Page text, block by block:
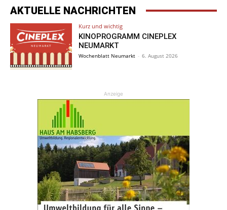
AKTUELLE NACHRICHTEN
Kurz und wichtig
KINOPROGRAMM CINEPLEX
NEUMARKT
Wochenblatt Neumarkt - 6. August 2026
Anzeige